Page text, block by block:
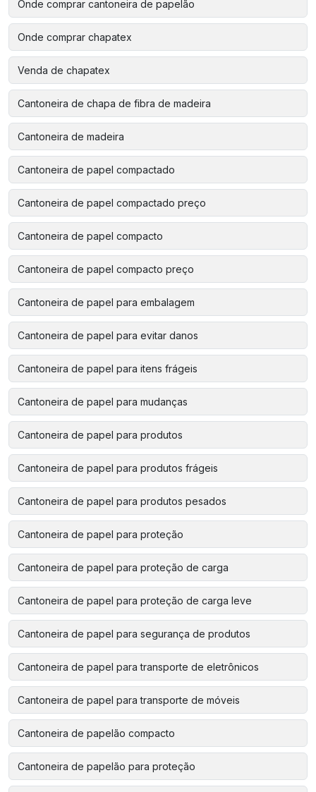
Onde comprar cantoneira de papelão
Onde comprar chapatex
Venda de chapatex
Cantoneira de chapa de fibra de madeira
Cantoneira de madeira
Cantoneira de papel compactado
Cantoneira de papel compactado preço
Cantoneira de papel compacto
Cantoneira de papel compacto preço
Cantoneira de papel para embalagem
Cantoneira de papel para evitar danos
Cantoneira de papel para itens frágeis
Cantoneira de papel para mudanças
Cantoneira de papel para produtos
Cantoneira de papel para produtos frágeis
Cantoneira de papel para produtos pesados
Cantoneira de papel para proteção
Cantoneira de papel para proteção de carga
Cantoneira de papel para proteção de carga leve
Cantoneira de papel para segurança de produtos
Cantoneira de papel para transporte de eletrônicos
Cantoneira de papel para transporte de móveis
Cantoneira de papelão compacto
Cantoneira de papelão para proteção